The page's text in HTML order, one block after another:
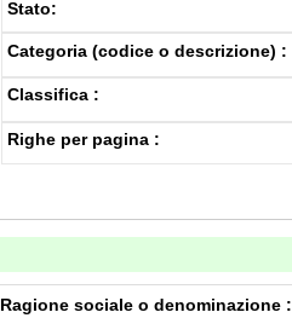
Stato:
Categoria (codice o descrizione) :
Classifica :
Righe per pagina :
Ragione sociale o denominazione :